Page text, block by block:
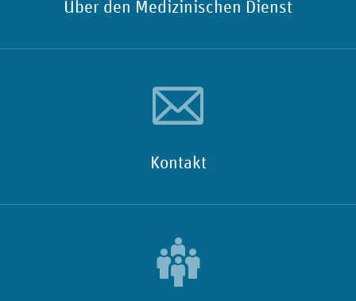
Über den Medizinischen Dienst
Kontakt